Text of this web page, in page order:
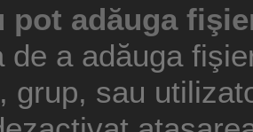
pot adăuga
de a adăuga
grup, sau